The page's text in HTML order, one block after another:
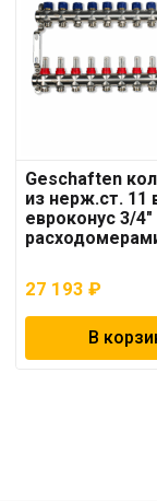
Geschaften
из нерж.ст. 11
евроконус 3/4″
27 193 ₽
В